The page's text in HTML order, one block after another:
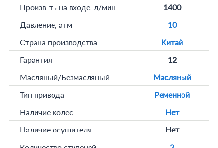
Произв-ть на входе, л/мин
1400
Давление, атм
10
Страна производства
Китай
Гарантия
12
Масляный/Безмасляный
Масляный
Тип привода
Ременной
Наличие колес
Нет
Наличие осушителя
Нет